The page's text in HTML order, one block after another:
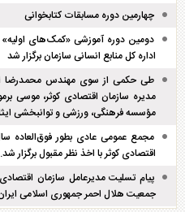
چهارمین دوره مسابقات کتابخوانی
دومین دوره آموزشی «کمک‌های اولیه»
اداره کل منابع انسانی سازمان برگزار شد
طی حکمی از سوی مهندس محمدرضا
مدیره سازمان اقتصادی کوثر، موسی
مؤسسه فرهنگی، ورزشی و توانبخشی
اقتصادی کوثر با اخذ نظر مقبول برگزار شد.
پیام تسلیت مدیرعامل سازمان
جمعیت هلال احمر جمهوری اسلامی